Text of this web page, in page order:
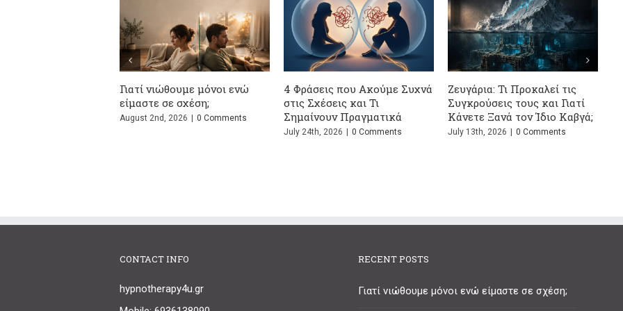
4 Φράσεις που Ακούμε Συχνά
στις Σχέσεις και Τι
Σημαίνουν Πραγματικά
Ζευγάρια: Τι Προκαλεί τις
Συγκρούσεις τους και Γιατί
Κάνετε Ξανά τον Ίδιο Καβγά;
0 Comments
Σώζεται η σχέση μετά το
ψέμα; Ο απόλυτος οδηγός
επιβίωσης
July 1st, 2026 0 Comments
Η Ψυχολογία του
Μυστικά που Δεν
Μάθεις
June 24th, 2026
CONTACT INFO
hypnotherapy4u.gr
RECENT POSTS
Γιατί νιώθουμε μόνοι ενώ είμαστε σε σχέση;